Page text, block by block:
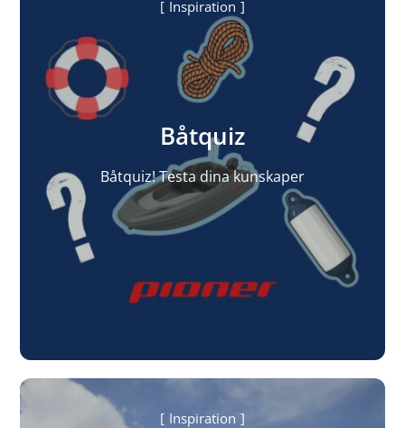
Inspiration
Båtquiz
Båtquiz! Testa dina kunskaper
Inspiration